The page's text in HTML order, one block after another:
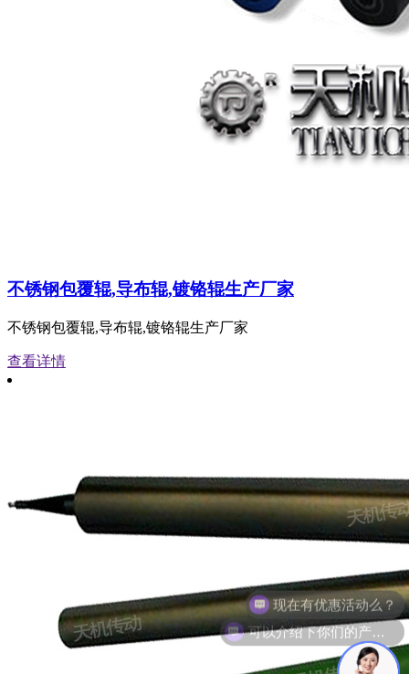
不锈钢包覆辊,导布辊,镀铬辊生产厂家
不锈钢包覆辊,导布辊,镀铬辊生产厂家
查看详情
可以介绍下你们的产品么？